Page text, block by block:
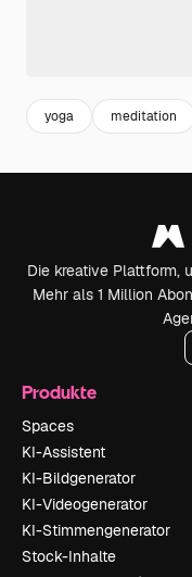
yoga meditation
Die kreative Plattform,
Mehr als 1 Million
Produkte
Spaces
KI-Assistent
KI-Bildgenerator
KI-Videogenerator
KI-Stimmengenerator
Stock-Inhalte